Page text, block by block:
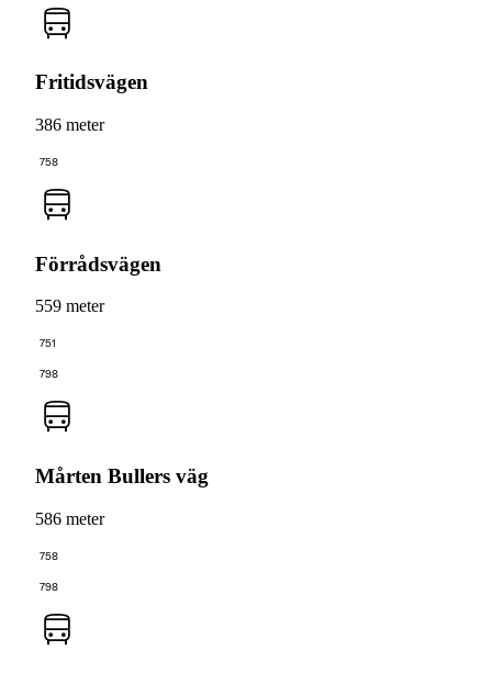
Fritidsvägen
386 meter
758
Förrådsvägen
559 meter
751
798
Mårten Bullers väg
586 meter
758
798